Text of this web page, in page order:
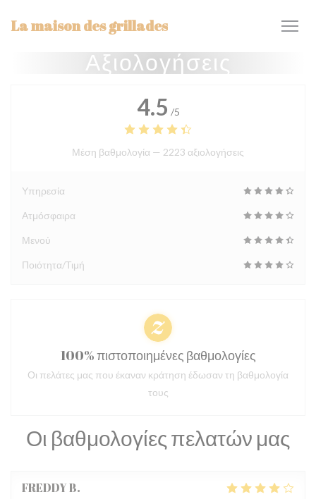
La maison des grillades
Αξιολογήσεις
Οι βαθμολογίες πελατών μας
FREDDYB
4.5 /5
Μέση βαθμολογία — 2223 αξιολογήσεις
Υπηρεσία
Ατμόσφαιρα
Μενού
Ποιότητα/Τιμή
100% πιστοποιημένες βαθμολογίες
Οι πελάτες μας που έκαναν κράτηση έδωσαν τη βαθμολογία
τους